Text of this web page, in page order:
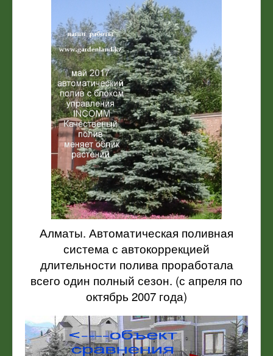
Алматы. Автоматическая поливная
система с автокоррекцией
длительности полива проработала
всего один полный сезон. (с апреля по
октябрь 2007 года)